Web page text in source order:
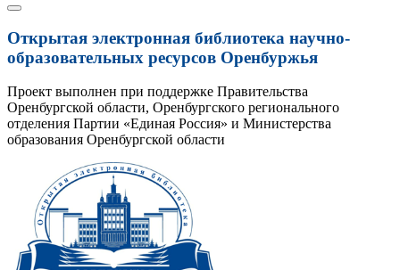
Открытая электронная библиотека научно-
образовательных ресурсов Оренбуржья
Проект выполнен при поддержке Правительства
Оренбургской области, Оренбургского регионального
отделения Партии «Единая Россия» и Министерства
образования Оренбургской области